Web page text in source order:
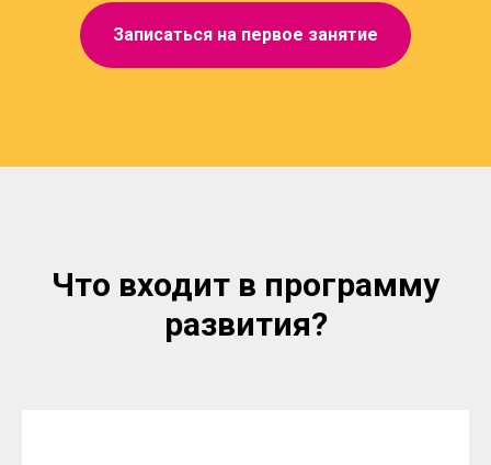
Записаться на первое занятие
Что входит в программу
развития?